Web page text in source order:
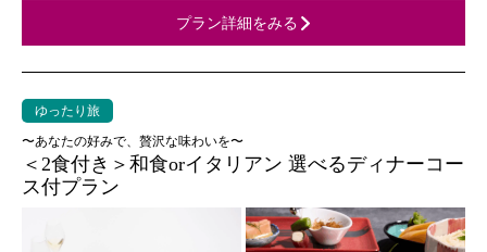
プラン詳細をみる
ゆったり旅
〜あなたの好みで、贅沢な味わいを〜
＜2食付き＞和食orイタリアン 選べるディナーコー
ス付プラン